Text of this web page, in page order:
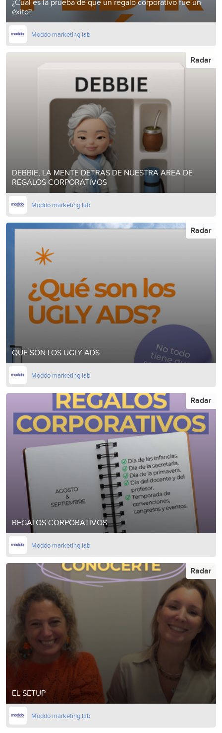
éxito?
Moddo marketing lab
DEBBIE, LA MENTE DETRAS DE NUESTRA AREA DE
REGALOS CORPORATIVOS
Radar
Moddo marketing lab
QUE SON LOS UGLY ADS
Radar
Moddo marketing lab
REGALOS CORPORATIVOS
Radar
Moddo marketing lab
EL SETUP
Radar
Moddo marketing lab